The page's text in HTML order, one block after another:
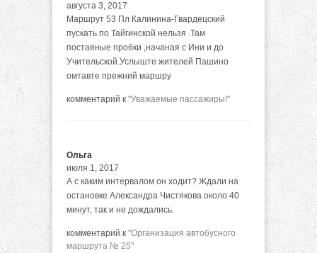
августа 3, 2017
Маршрут 53 Пл Калинина-Гвардецский
пускать по Тайгинской нельзя .Там
постаяные пробки ,начаная с Ини и до
Учительской.Услыште жителей Пашино
омтавте прежний маршру
комментарий к "Уважаемые пассажиры!"
Ольга
июля 1, 2017
А с каким интервалом он ходит? Ждали на
остановке Александра Чистякова около 40
минут, так и не дождались.
комментарий к "Организация автобусного
маршрута № 25"